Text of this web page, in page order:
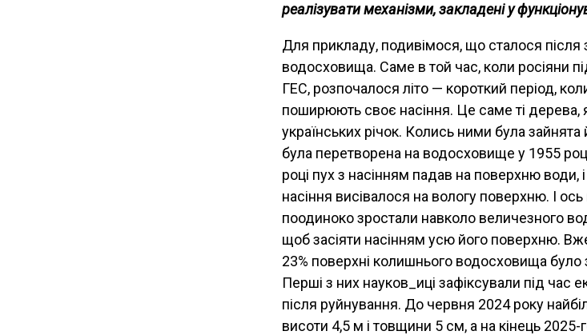
реалізувати механізми, закладені у
Для прикладу, подивімося, що сталося
водосховища. Саме в той час, коли росіяни
ГЕС, розпочалося літо — короткий період,
поширюють своє насіння. Це саме ті дерева,
українських річок. Колись ними була
була перетворена на водосховище у 1955
році пух з насінням падав на поверхню води,
насіння висівалося на вологу поверхню. І
поодиноко зростали навколо величезного
щоб засіяти насінням усю його поверхню.
23% поверхні колишнього водосховища
Перші з них науков_иці зафіксували під час
після руйнування. До червня 2024 року
висоти 4,5 м і товщини 5 см, а на кінець